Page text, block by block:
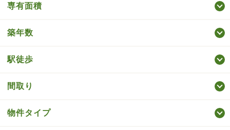
専有面積
築年数
駅徒歩
間取り
物件タイプ